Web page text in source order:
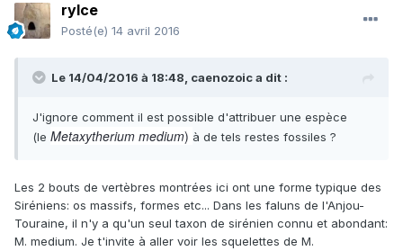
rylce
Posté(e) 14 avril 2016
Le 14/04/2016 à 18:48, caenozoica dit :
J'ignore comment il est possible d'attribuer une espèce
(le Metaxytherium medium) à de tels restes fossiles ?
Les 2 bouts de vertèbres montrées ici ont une forme typique des
Siréniens: os massifs, formes etc... Dans les faluns de l'Anjou-
Touraine, il n'y a qu'un seul taxon de sirénien connu et abondant:
M. medium. Je t'invite à aller voir les squelettes de M.